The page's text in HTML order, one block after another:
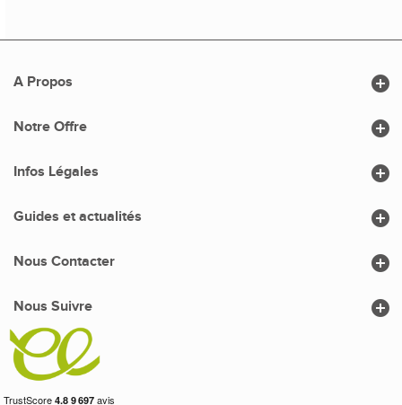
A Propos 
Notre Offre 
Nous Contacter 
Nous Suivre 
Infos Légales 
Guides et actualités 